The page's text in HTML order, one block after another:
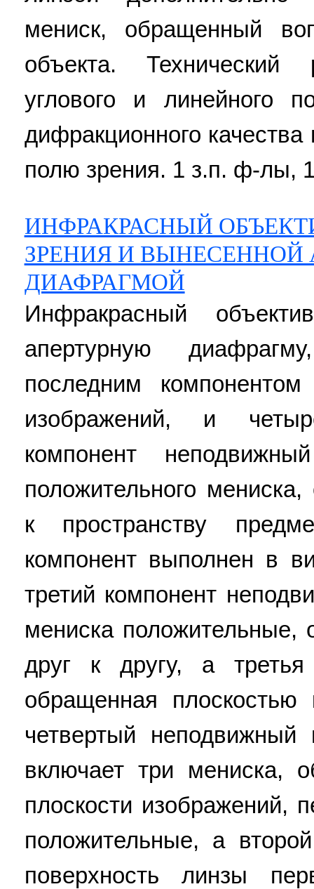
мениск, обращенный
объекта. Технический
углового и линейного
дифракционного
полю зрения. 1 з.п. ф-лы,
ИНФРАКРАСНЫЙ
ЗРЕНИЯ И ВЫНЕСЕННОЙ
ДИАФРАГМОЙ
Инфракрасный
апертурную
последним
изображений, и
компонент
положительного
к пространству
компонент выполнен в
третий компонент
мениска
друг к другу, а третья
обращенная плоскостью
четвертый неподвижный
включает три мениска,
плоскости изображений,
положительные, а
поверхность линзы